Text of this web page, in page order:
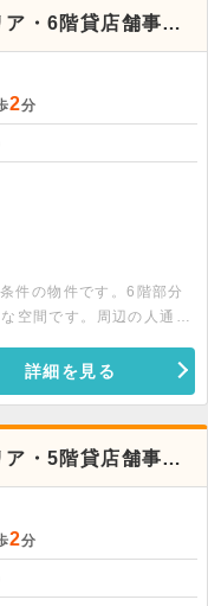
・6階貸店舗事務
2分
件の物件です。6階部分
空間です。周辺の人通り
詳細を見る
・5階貸店舗事務
2分